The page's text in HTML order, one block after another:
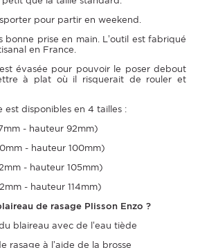
pour partir en weekend.
bonne prise en main. L’outil est fabriqué
en France.
évasée pour pouvoir le poser debout
à plat où il risquerait de rouler et
est disponibles en 4 tailles :
- hauteur 92mm)
- hauteur 100mm)
- hauteur 105mm)
- hauteur 114mm)
de rasage Plisson Enzo ?
blaireau avec de l’eau tiède
rasage à l’aide de la brosse